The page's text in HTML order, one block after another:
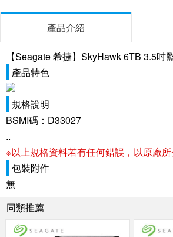
產品介紹
【Seagate 希捷】SkyHawk 6TB 3.5吋
產品特色
規格說明
BSMI碼：D33027
..
※以上規格資料若有任何錯誤，以原廠所
包裝附件
無
同類推薦